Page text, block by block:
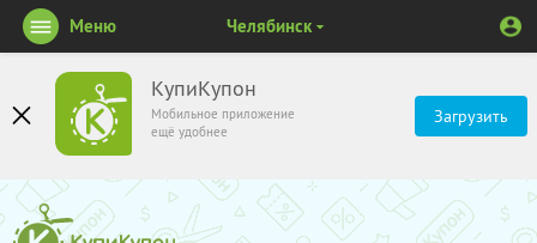
КупиКупон
Мобильное приложение
ещё удобнее
Загрузить
Меню Челябинск